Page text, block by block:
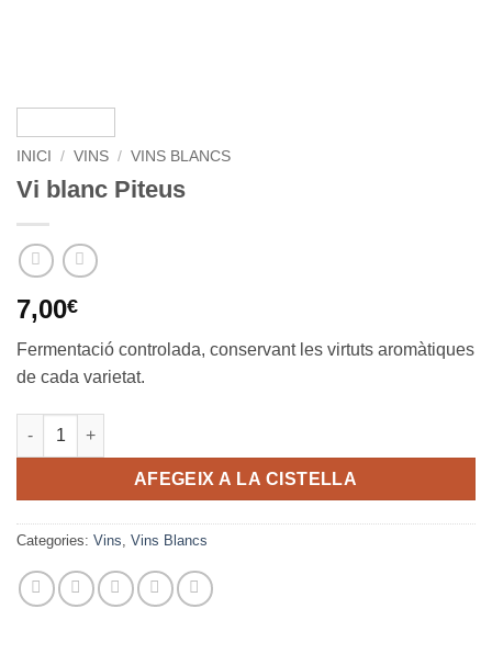
INICI / VINS / VINS BLANCS
Vi blanc Piteus
7,00€
Fermentació controlada, conservant les virtuts aromàtiques
de cada varietat.
quantitat de Vi blanc Piteus
AFEGEIX A LA CISTELLA
Categories: Vins Vins Blancs